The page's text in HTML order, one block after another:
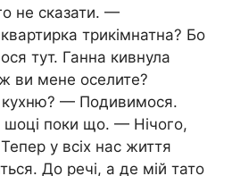
не сказати. —
трикімнатна? Бо
тут. Ганна кивнула
ви мене оселите?
кухню? — Подивимося.
поки що. — Нічого,
у всіх нас життя
До речі, а де мій тато